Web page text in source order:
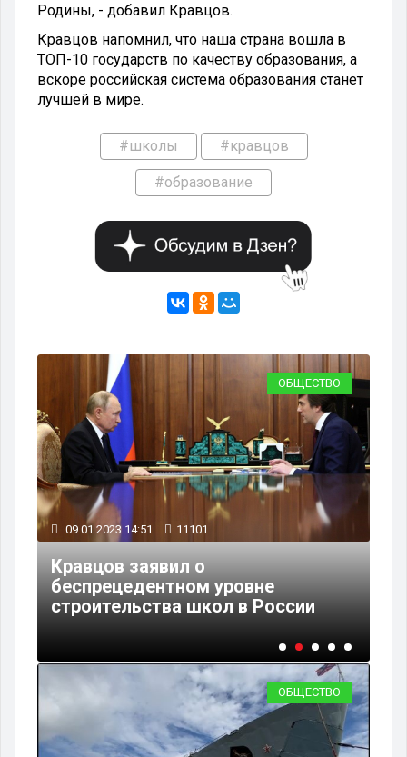
Родины, - добавил Кравцов.
Кравцов напомнил, что наша страна вошла в
ТОП-10 государств по качеству образования, а
вскоре российская система образования станет
лучшей в мире.
#школы #кравцов
#образование
ОБЩЕСТВО
09.01.2023 14:51 11101
Кравцов заявил о
беспрецедентном уровне
строительства школ в России
ОБЩЕСТВО